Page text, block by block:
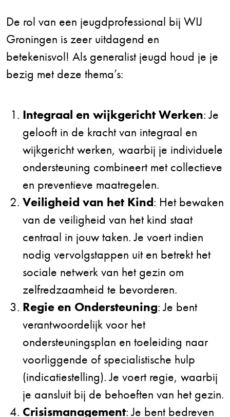
De rol van een jeugdprofessional bij WIJ
Groningen is zeer uitdagend en
betekenisvol! Als generalist jeugd houd je je
bezig met deze thema’s:
Integraal en wijkgericht Werken: Je
gelooft in de kracht van integraal en
wijkgericht werken, waarbij je individuele
ondersteuning combineert met collectieve
en preventieve maatregelen.
Veiligheid van het Kind: Het bewaken
van de veiligheid van het kind staat
centraal in jouw taken. Je voert indien
nodig vervolgstappen uit en betrekt het
sociale netwerk van het gezin om
zelfredzaamheid te bevorderen.
Regie en Ondersteuning: Je bent
verantwoordelijk voor het
ondersteuningsplan en toeleiding naar
voorliggende of specialistische hulp
(indicatiestelling). Je voert regie, waarbij
je aansluit bij de behoeften van het gezin.
Crisismanagement: Je bent bedreven